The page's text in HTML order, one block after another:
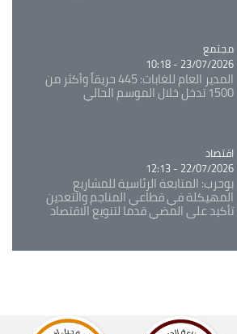
Catégorie
مجتمع
23/07/2026 - 10:18
المدير العام للغابات: 445 حريقاً وأكثر من
1500 تدخل خلال الموسم الحالي
Catégorie
اقتصاد
22/07/2026 - 12:13
بوحرب: المتابعة الرئاسية للمشاريع
المهيكلة في قطاعي المناجم والتعدين
تأكيد على المضي قدما لتنويع الاقتصاد